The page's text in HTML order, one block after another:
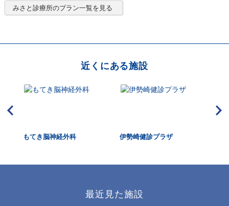
みさと診療所のプラン一覧を見る
近くにある施設
もてき脳神経外科 伊勢崎健診プラザ
最近見た施設